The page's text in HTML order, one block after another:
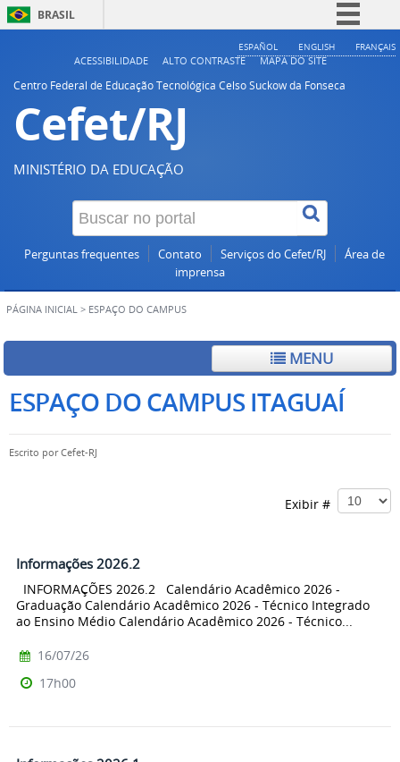
BRASIL
Simplifique!
ESPAÑOL ENGLISH FRANÇAIS
ACESSIBILIDADE ALTO CONTRASTE
MAPA DO SITE
Centro Federal de Educação Tecnológica Celso Suckow da Fonseca
Cefet/RJ
MINISTÉRIO DA EDUCAÇÃO
Perguntas frequentes Contato Serviços do Cefet/RJ
Área de
imprensa
PÁGINA INICIAL > ESPAÇO DO CAMPUS
MENU
ESPAÇO DO CAMPUS ITAGUAÍ
Escrito porCefet-RJ
Exibir #
Informações 2026.2
INFORMAÇÕES 2026.2 Calendário Acadêmico 2026 -
Graduação Calendário Acadêmico 2026 - Técnico Integrado
ao Ensino Médio Calendário Acadêmico 2026 - Técnico...
16/07/26
17h00